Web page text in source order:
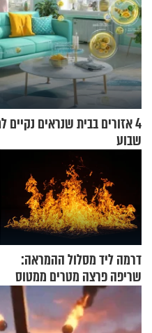
4 אזורים בבית שנראים נקיים
שבוע
דרמה ליד מסלול ההמראה:
שריפה פרצה מטרים ממטוס
מלא בנוסעים